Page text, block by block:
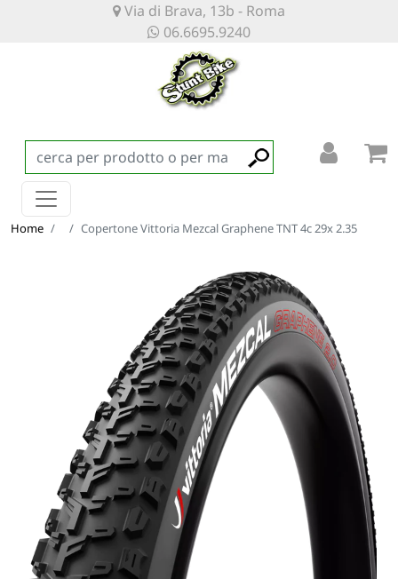
Via di Brava, 13b - Roma
06.6695.9240
Home Copertone Vittoria Mezcal Graphene TNT 4c 29x 2.35